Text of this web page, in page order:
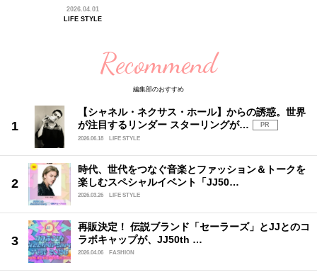
2026.04.01
LIFE STYLE
Recommend
編集部のおすすめ
【シャネル・ネクサス・ホール】からの誘惑。世界
が注目するリンダー スターリングが…
PR
2026.06.18
LIFE STYLE
時代、世代をつなぐ音楽とファッション＆トークを
楽しむスペシャルイベント「JJ50…
2026.03.26 LIFE STYLE
再販決定！ 伝説ブランド「セーラーズ」とJJとのコ
ラボキャップが、JJ50th …
2026.04.06 FASHION